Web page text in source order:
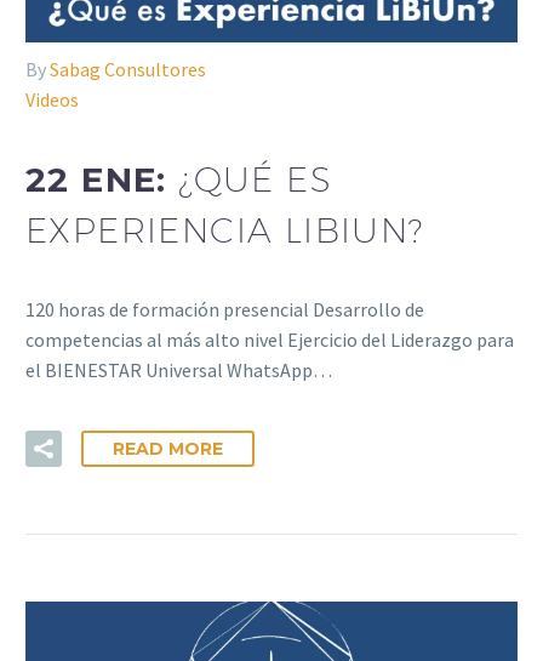
BySabag Consultores
Videos
22 ENE: ¿QUÉ ES
EXPERIENCIA LIBIUN?
120 horas de formación presencial Desarrollo de
competencias al más alto nivel Ejercicio del Liderazgo para
el BIENESTAR Universal WhatsApp…
READ MORE